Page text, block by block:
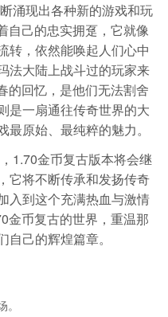
涌现出各种新的游戏和玩
自己的忠实拥趸，它就像
转，依然能唤起人们心中
法大陆上战斗过的玩家来
的回忆，是他们无法割舍
是一扇通往传奇世界的大
原始、最纯粹的魅力。
1.70金币复古版本将会继
它将不断传承和发扬传奇
入到这个充满热血与激情
金币复古的世界，重温那
己的辉煌篇章。